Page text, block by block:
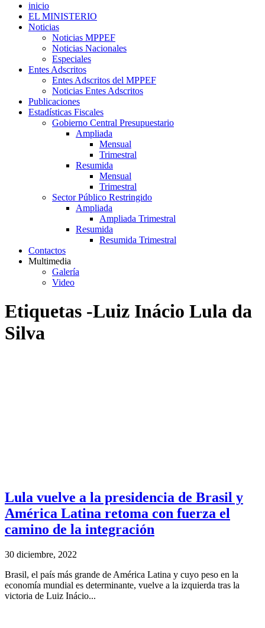
inicio
EL MINISTERIO
Noticias
Noticias MPPEF
Noticias Nacionales
Especiales
Entes Adscritos
Entes Adscritos del MPPEF
Noticias Entes Adscritos
Publicaciones
Estadísticas Fiscales
Gobierno Central Presupuestario
Ampliada
Mensual
Trimestral
Resumida
Mensual
Trimestral
Sector Público Restringido
Ampliada
Ampliada Trimestral
Resumida
Resumida Trimestral
Contactos
Multimedia
Galería
Video
Etiquetas -Luiz Inácio Lula da
Silva
Lula vuelve a la presidencia de Brasil y
América Latina retoma con fuerza el
camino de la integración
30 diciembre, 2022
Brasil, el país más grande de América Latina y cuyo peso en la
economía mundial es determinante, vuelve a la izquierda tras la
victoria de Luiz Inácio...